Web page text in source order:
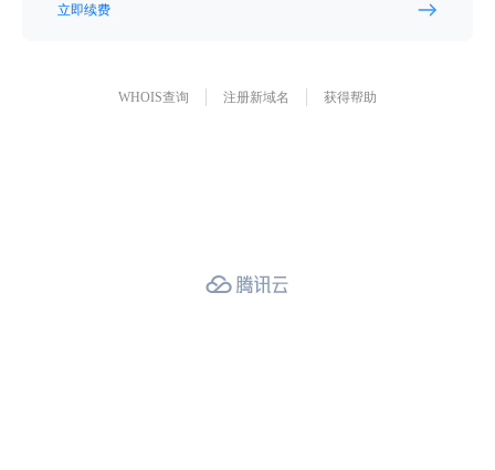
立即续费
WHOIS查询 注册新域名 获得帮助